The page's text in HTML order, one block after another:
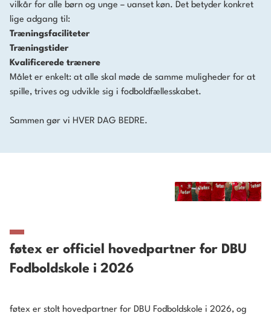
vilkår for alle børn og unge – uanset køn. Det betyder konkret
lige adgang til:
Træningsfaciliteter
Træningstider
Kvalificerede trænere
Målet er enkelt: at alle skal møde de samme muligheder for at
spille, trives og udvikle sig i fodboldfællesskabet.
Sammen gør vi HVER DAG BEDRE.
føtex er officiel hovedpartner for DBU
Fodboldskole i 2026
føtex er stolt hovedpartner for DBU Fodboldskole i 2026, og